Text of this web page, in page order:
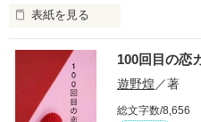
笑って、ときどき泣け
表紙を見る
｢全部あんたのせいよ｣
『──のせいじゃないよ』
100回目の恋
遊野煌／著
総文字数/8,656